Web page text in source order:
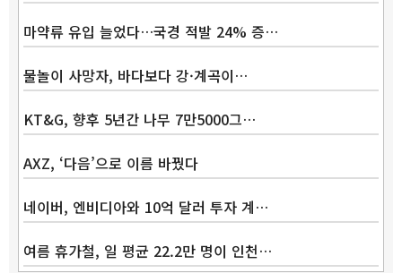
Band
마약류 유입 늘었다…국경 적발 24% 증…
물놀이 사망자, 바다보다 강·계곡이…
KT&G, 향후 5년간 나무 7만5000그…
AXZ, ‘다음’으로 이름 바꿨다
네이버, 엔비디아와 10억 달러 투자 계…
여름 휴가철, 일 평균 22.2만 명이 인천…